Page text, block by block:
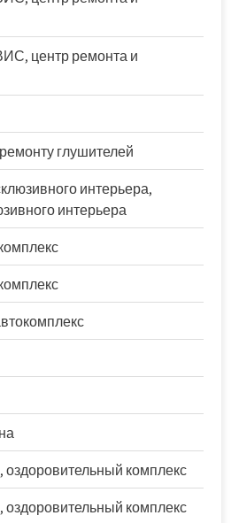
центр ремонта и
глушителей
интерьера,
интерьера
комплекс
комплекс